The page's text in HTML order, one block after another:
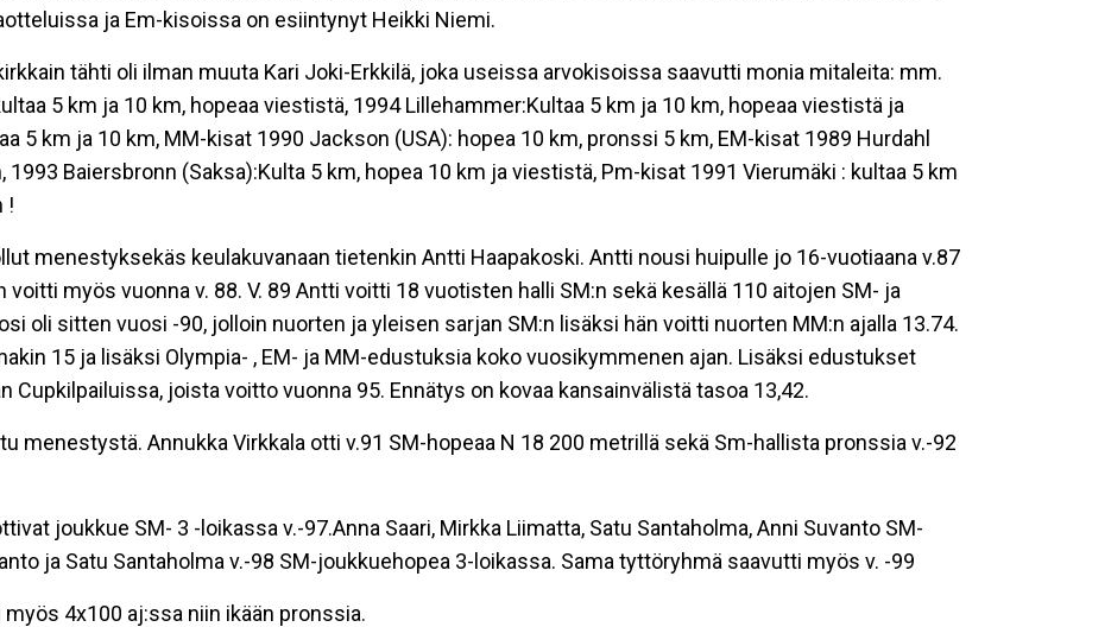
ja Em-kisoissa on esiintynyt Heikki Niemi.
tähti oli ilman muuta Kari Joki-Erkkilä, joka useissa arvokisoissa saavutti monia mitaleita: mm.
5 km ja 10 km, hopeaa viestistä, 1994 Lillehammer:Kultaa 5 km ja 10 km, hopeaa viestistä ja
5 km ja 10 km, MM-kisat 1990 Jackson (USA): hopea 10 km, pronssi 5 km, EM-kisat 1989 Hurdahl
Baiersbronn (Saksa):Kulta 5 km, hopea 10 km ja viestistä, Pm-kisat 1991 Vierumäki : kultaa 5 km
!
menestyksekäs keulakuvanaan tietenkin Antti Haapakoski. Antti nousi huipulle jo 16-vuotiaana v.87
voitti myös vuonna v. 88. V. 89 Antti voitti 18 vuotisten halli SM:n sekä kesällä 110 aitojen SM- ja
oli sitten vuosi -90, jolloin nuorten ja yleisen sarjan SM:n lisäksi hän voitti nuorten MM:n ajalla 13.74.
15 ja lisäksi Olympia- , EM- ja MM-edustuksia koko vuosikymmenen ajan. Lisäksi edustukset
Cupkilpailuissa, joista voitto vuonna 95. Ennätys on kovaa kansainvälistä tasoa 13,42.
menestystä. Annukka Virkkala otti v.91 SM-hopeaa N 18 200 metrillä sekä Sm-hallista pronssia v.-92
joukkue SM- 3 -loikassa v.-97.Anna Saari, Mirkka Liimatta, Satu Santaholma, Anni Suvanto SM-
ja Satu Santaholma v.-98 SM-joukkuehopea 3-loikassa. Sama tyttöryhmä saavutti myös v. -99
4x100 aj:ssa niin ikään pronssia.